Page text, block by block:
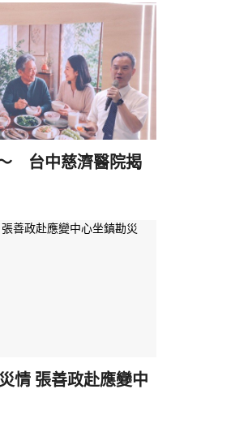
台中慈濟醫院揭
情 張善政赴應變中